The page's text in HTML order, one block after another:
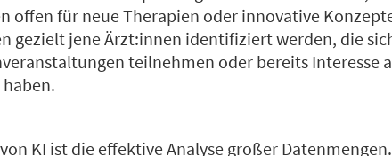
offen für neue Therapien oder innovative
gezielt jene Ärzt:innen identifiziert werden, die
teilnehmen oder bereits Interesse
KI ist die effektive Analyse großer